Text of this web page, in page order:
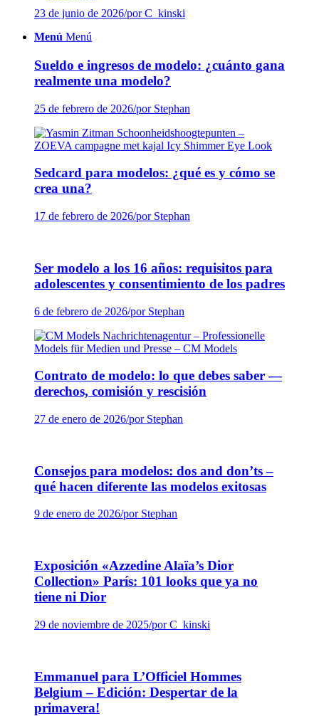
Menú Menú
23 de junio de 2026/por C_kinski
Sueldo e ingresos de modelo: ¿cuánto gana
realmente una modelo?
25 de febrero de 2026/por Stephan
Sedcard para modelos: ¿qué es y cómo se
crea una?
17 de febrero de 2026/por Stephan
Ser modelo a los 16 años: requisitos para
adolescentes y consentimiento de los padres
6 de febrero de 2026/por Stephan
Contrato de modelo: lo que debes saber —
derechos, comisión y rescisión
27 de enero de 2026/por Stephan
Consejos para modelos: dos and don’ts –
qué hacen diferente las modelos exitosas
9 de enero de 2026/por Stephan
Exposición «Azzedine Alaïa’s Dior
Collection» París: 101 looks que ya no
tiene ni Dior
29 de noviembre de 2025/por C_kinski
Emmanuel para L’Officiel Hommes
Belgium – Edición: Despertar de la
primavera!